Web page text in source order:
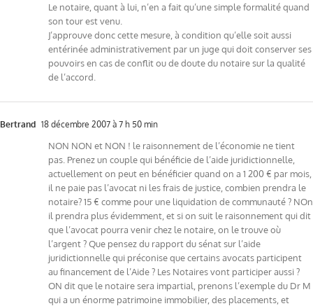
Le notaire, quant à lui, n’en a fait qu’une simple formalité quand
son tour est venu.
J’approuve donc cette mesure, à condition qu’elle soit aussi
entérinée administrativement par un juge qui doit conserver ses
pouvoirs en cas de conflit ou de doute du notaire sur la qualité
de l’accord.
Bertrand 18 décembre 2007 à 7 h 50 min
NON NON et NON ! le raisonnement de l’économie ne tient
pas. Prenez un couple qui bénéficie de l’aide juridictionnelle,
actuellement on peut en bénéficier quand on a 1 200 € par mois,
il ne paie pas l’avocat ni les frais de justice, combien prendra le
notaire? 15 € comme pour une liquidation de communauté ? NOn
il prendra plus évidemment, et si on suit le raisonnement qui dit
que l’avocat pourra venir chez le notaire, on le trouve où
l’argent ? Que pensez du rapport du sénat sur l’aide
juridictionnelle qui préconise que certains avocats participent
au financement de l’Aide ? Les Notaires vont participer aussi ?
ON dit que le notaire sera impartial, prenons l’exemple du Dr M
qui a un énorme patrimoine immobilier, des placements, et